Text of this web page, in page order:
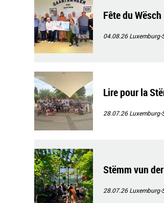
Fête du
04.08.26Luxemburg-
Lire pour la
28.07.26Luxemburg-
Stëmm vun
28.07.26Luxemburg-